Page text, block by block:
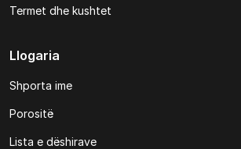
Termet dhe kushtet
Llogaria
Shporta ime
Porositë
Lista e dëshirave